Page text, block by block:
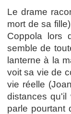
Le drame
mort de sa
Coppola lors
semble de
lanterne à la
voit sa vie de
vie réelle
distances qu'il
parle pourtant